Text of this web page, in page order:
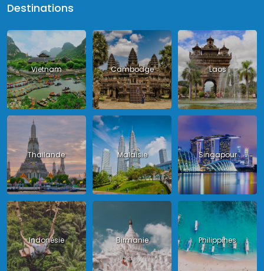
Destinations
Vietnam Cambodge Laos
Thailande Malaisie Singapour
Indonésie Birmanie Philippines